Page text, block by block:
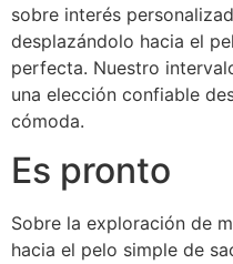
sobre interés
desplazándolo hacia el
perfecta. Nuestro
una elección confiable
cómoda.
Es pronto
Sobre la exploración de
hacia el pelo simple de